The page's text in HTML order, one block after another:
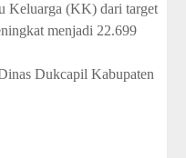
Keluarga (KK) dari target
menjadi 22.699
Dukcapil Kabupaten